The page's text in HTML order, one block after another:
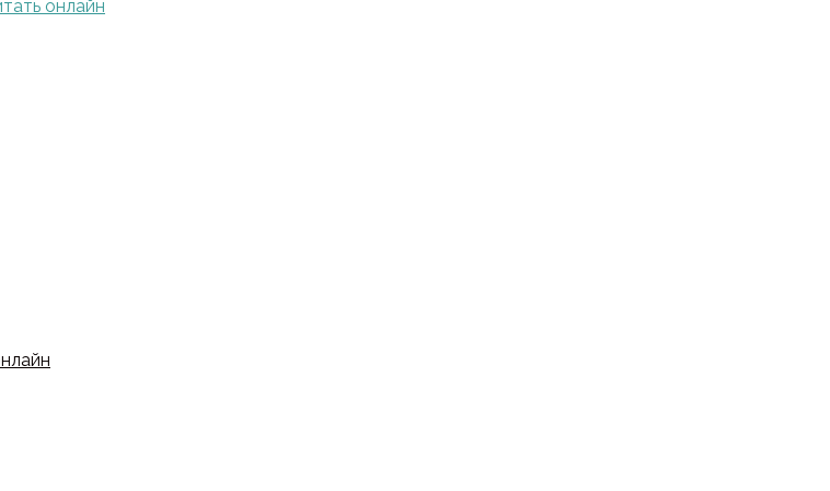
онлайн